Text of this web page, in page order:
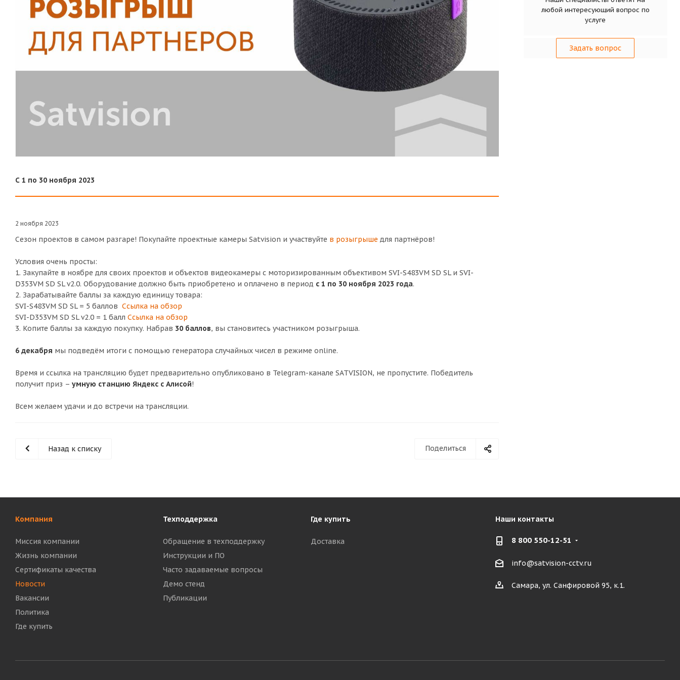
С 1 по 30 ноября 2023
2 ноября 2023
Сезон проектов в самом разгаре! Покупайте проектные камеры Satvision и участвуйте в розыгрыше для партнёров!
Условия очень просты:
1. Закупайте в ноябре для своих проектов и объектов видеокамеры с моторизированным объективом SVI-S483VM SD SL и SVI-
D353VM SD SL v2.0. Оборудование должно быть приобретено и оплачено в период с 1 по 30 ноября 2023 года.
2. Зарабатывайте баллы за каждую единицу товара:
SVI-S483VM SD SL = 5 баллов Ссылка на обзор
SVI-D353VM SD SL v2.0 = 1 балл Ссылка на обзор
3. Копите баллы за каждую покупку. Набрав 30 баллов, вы становитесь участником розыгрыша.
6 декабря мы подведём итоги с помощью генератора случайных чисел в режиме online.
Время и ссылка на трансляцию будет предварительно опубликовано в Telegram-канале SATVISION, не пропустите. Победитель
получит приз – умную станцию Яндекс с Алисой!
Всем желаем удачи и до встречи на трансляции.
любой интересующий вопрос по
услуге
Задать вопрос
Поделиться
Назад к списку
Компания
Миссия компании
Жизнь компании
Сертификаты качества
Новости
Вакансии
Политика
Где купить
Техподдержка
Обращение в техподдержку
Инструкции и ПО
Часто задаваемые вопросы
Демо стенд
Публикации
Где купить
Доставка
Наши контакты
8 800 550-12-51
info@satvision-cctv.ru
Самара, ул. Санфировой 95, к.1.